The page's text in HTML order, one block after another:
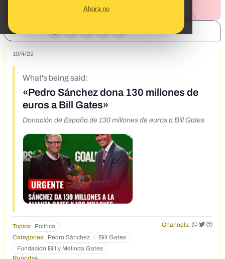
Ahora no
10/4/22
What's being said:
«Pedro Sánchez dona 130 millones de
euros a Bill Gates»
Donación de España de 130 millones de euros a Bill Gates
Topics Política
Channels:
Categories
Pedro Sánchez
Bill Gates
Fundación Bill y Melinda Gates